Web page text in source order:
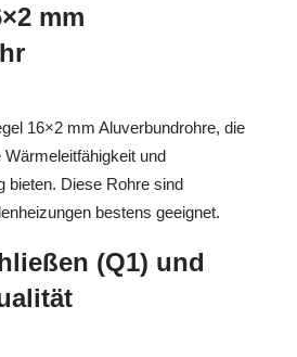
mm
16×2 mm Aluverbundrohre, die
und
bieten. Diese Rohre sind
bestens geeignet.
(Q1) und